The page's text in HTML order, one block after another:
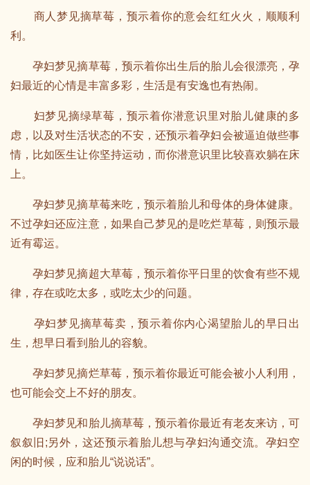
商人梦见摘草莓，预示着你的意会红红火火，顺顺利
利。
孕妇梦见摘草莓，预示着你出生后的胎儿会很漂亮，孕
妇最近的心情是丰富多彩，生活是有安逸也有热闹。
妇梦见摘绿草莓，预示着你潜意识里对胎儿健康的多
虑，以及对生活状态的不安，还预示着孕妇会被逼迫做些事
情，比如医生让你坚持运动，而你潜意识里比较喜欢躺在床
上。
孕妇梦见摘草莓来吃，预示着胎儿和母体的身体健康。
不过孕妇还应注意，如果自己梦见的是吃烂草莓，则预示最
近有霉运。
孕妇梦见摘超大草莓，预示着你平日里的饮食有些不规
律，存在或吃太多，或吃太少的问题。
孕妇梦见摘草莓卖，预示着你内心渴望胎儿的早日出
生，想早日看到胎儿的容貌。
孕妇梦见摘烂草莓，预示着你最近可能会被小人利用，
也可能会交上不好的朋友。
孕妇梦见和胎儿摘草莓，预示着你最近有老友来访，可
叙叙旧;另外，这还预示着胎儿想与孕妇沟通交流。孕妇空
闲的时候，应和胎儿“说说话”。